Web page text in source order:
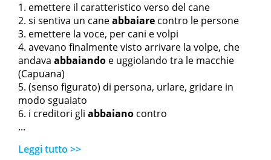
emettere il caratteristico verso del cane
si sentiva un caneabbaiare contro le persone
emettere la voce, per cani e volpi
avevano finalmente visto arrivare la volpe, che
andava abbaiando e uggiolando tra le macchie
(Capuana)
(senso figurato) di persona, urlare, gridare in
modo sguaiato
i creditori gli abbaiano contro
...
Leggi tutto >>